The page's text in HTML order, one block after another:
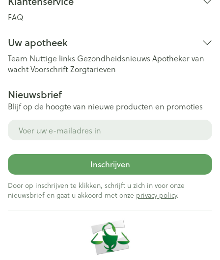
FAQ
Uw apotheek
Team Nuttige links Gezondheidsnieuws Apotheker van
wachtVoorschriftZorgtarieven
Nieuwsbrief
Blijf op de hoogte van nieuwe producten en promoties
Inschrijven
Door op inschrijven te klikken, schrijft u zich in voor onze
nieuwsbrief en gaat u akkoord met onze privacy policy.